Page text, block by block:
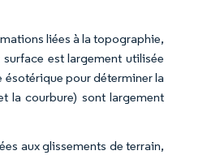
liées à la topographie,
est largement utilisée
pour déterminer la
la courbure) sont largement
aux glissements de terrain,